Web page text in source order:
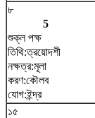
৮
5
শুক্ল পক্ষ
তিথি:ত্রয়োদশী
নক্ষত্র:মূলা
করণ:কৌলব
যোগ:ইন্দ্র
১৫